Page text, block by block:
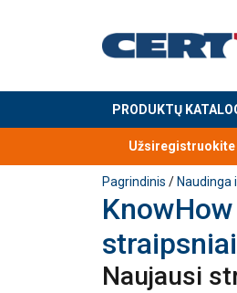
PRODUKTŲ
Produktas buvo
Užsiregistruokite
Pagrindinis / Naudinga
KnowHow
straipsniai
Naujausi